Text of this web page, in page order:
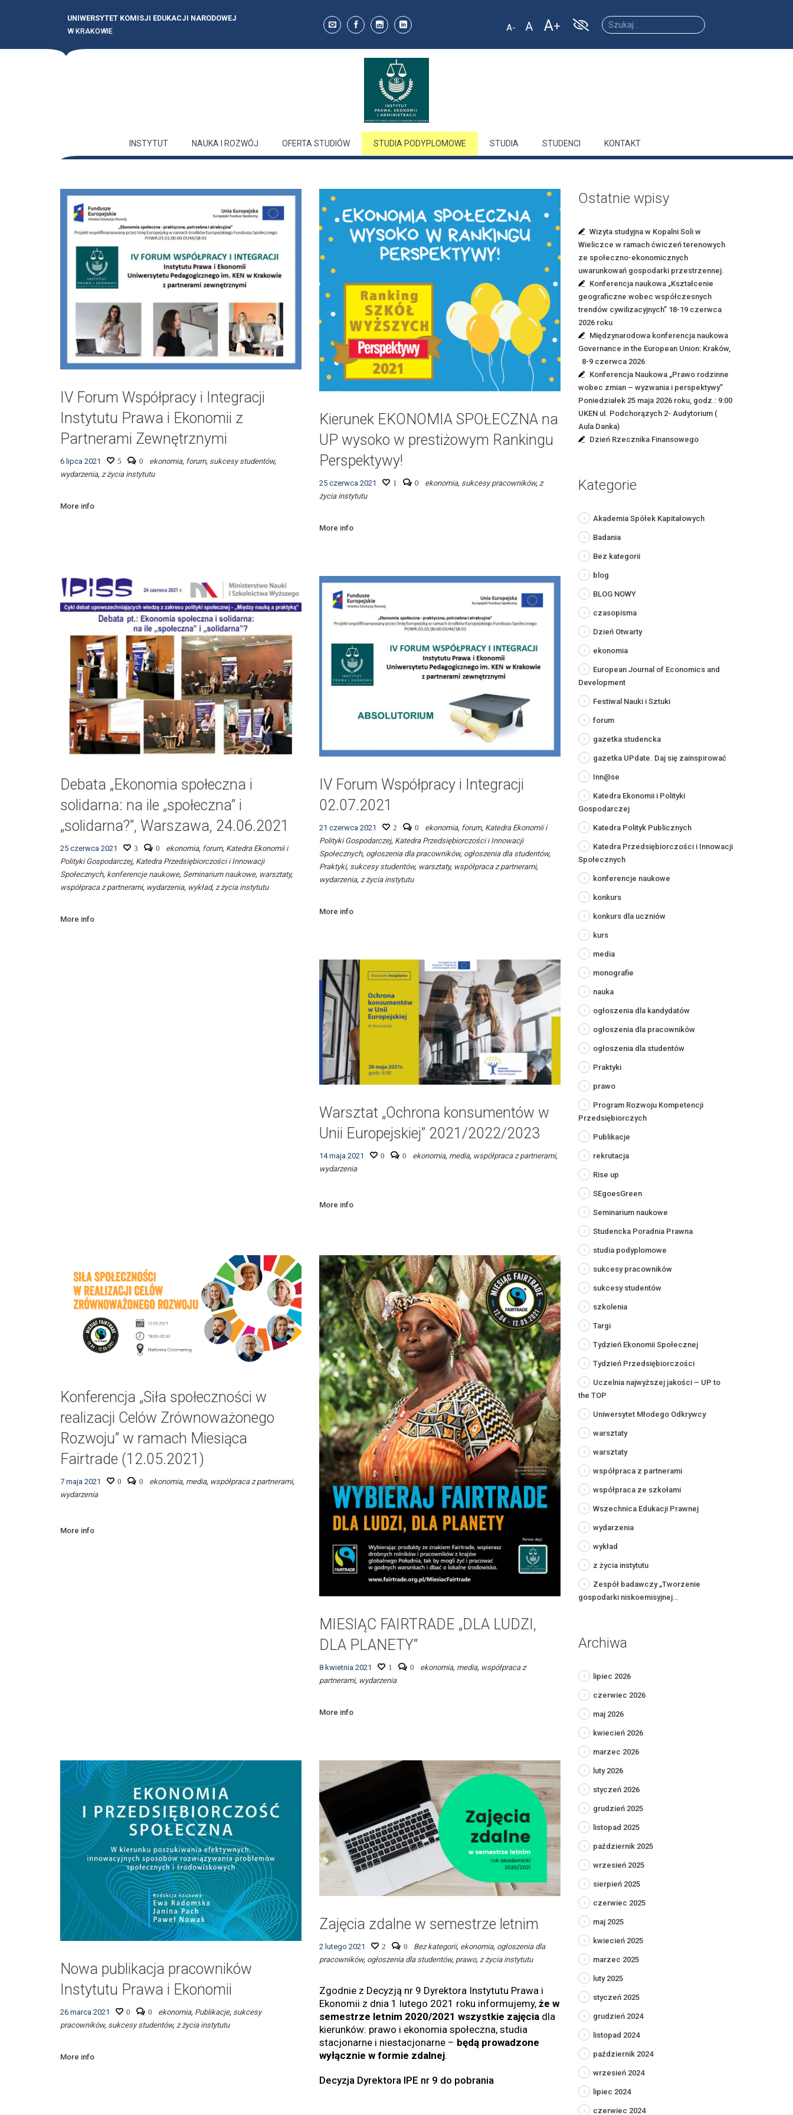
UNIWERSYTET KOMISJI EDUKACJI NARODOWEJ
W KRAKOWIE
A
font size.
A
font
A
Increase
font
INSTYTUT NAUKA I ROZWÓJ OFERTA STUDIÓW STUDIA PODYPLOMOWE STUDIA STUDENCI KONTAKT
IV Forum Współpracy i Integracji
Instytutu Prawa i Ekonomii z
Partnerami Zewnętrznymi
6 lipca 2021 5 0 ekonomia, forum, sukcesy studentów,
wydarzenia, z życia instytutu
More info
Kierunek EKONOMIA SPOŁECZNA na
UP wysoko w prestiżowym Rankingu
Perspektywy!
25 czerwca 2021 1 0 ekonomia, sukcesy pracowników, z
życia instytutu
More info
Debata „Ekonomia społeczna i
solidarna: na ile „społeczna” i
„solidarna?”, Warszawa, 24.06.2021
25 czerwca 2021 3 0 ekonomia, forum, Katedra Ekonomii i
Polityki Gospodarczej, Katedra Przedsiębiorczości i Innowacji
Społecznych, konferencje naukowe, Seminarium naukowe, warsztaty,
współpraca z partnerami, wydarzenia, wykład, z życia instytutu
More info
IV Forum Współpracy i Integracji
02.07.2021
21 czerwca 2021 2 0 ekonomia, forum, Katedra Ekonomii i
Polityki Gospodarczej, Katedra Przedsiębiorczości i Innowacji
Społecznych, ogłoszenia dla pracowników, ogłoszenia dla studentów,
Praktyki, sukcesy studentów, warsztaty, współpraca z partnerami,
wydarzenia, z życia instytutu
More info
Warsztat „Ochrona konsumentów w
Unii Europejskiej” 2021/2022/2023
14 maja 2021 0 0 ekonomia, media, współpraca z partnerami,
wydarzenia
More info
Konferencja „Siła społeczności w
realizacji Celów Zrównoważonego
Rozwoju” w ramach Miesiąca
Fairtrade (12.05.2021)
7 maja 2021 0 0 ekonomia, media, współpraca z partnerami,
wydarzenia
More info
MIESIĄC FAIRTRADE „DLA LUDZI,
DLA PLANETY”
8 kwietnia 2021 1 0 ekonomia, media, współpraca z
partnerami, wydarzenia
More info
Nowa publikacja pracowników
Instytutu Prawa i Ekonomii
26 marca 2021 0 0 ekonomia, Publikacje, sukcesy
pracowników, sukcesy studentów, z życia instytutu
More info
Zajęcia zdalne w semestrze letnim
2 lutego 2021 2 0 Bez kategorii, ekonomia, ogłoszenia dla
pracowników, ogłoszenia dla studentów, prawo, z życia instytutu
Zgodnie z Decyzją nr 9 Dyrektora Instytutu Prawa i
Ekonomii z dnia 1 lutego 2021 roku informujemy, że w
semestrze letnim 2020/2021 wszystkie zajęciadla
kierunków: prawo i ekonomia społeczna, studia
stacjonarne i niestacjonarne – będą prowadzone
wyłącznie w formie zdalnej.
Decyzja Dyrektora IPE nr 9 do pobrania
Ostatnie wpisy
Wizyta studyjna w Kopalni Soli w
Wieliczce w ramach ćwiczeń terenowych
ze społeczno-ekonomicznych
uwarunkowań gospodarki przestrzennej.
Konferencja naukowa „Kształcenie
geograficzne wobec współczesnych
trendów cywilizacyjnych” 18-19 czerwca
2026 roku
Międzynarodowa konferencja naukowa
Governance in the European Union: Kraków,
8-9 czerwca 2026
Konferencja Naukowa „Prawo rodzinne
wobec zmian – wyzwania i perspektywy”
Poniedziałek 25 maja 2026 roku, godz.: 9:00
UKEN ul. Podchorązych 2- Audytorium (
Aula Danka)
Dzień Rzecznika Finansowego
Kategorie
Akademia Spółek Kapitałowych
Badania
Bez kategorii
blog
BLOG NOWY
czasopisma
Dzień Otwarty
ekonomia
European Journal of Economics and
Development
Festiwal Nauki i Sztuki
forum
gazetka studencka
gazetka UPdate. Daj się zainspirować
Inn@se
Katedra Ekonomii i Polityki
Gospodarczej
Katedra Polityk Publicznych
Katedra Przedsiębiorczości i Innowacji
Społecznych
konferencje naukowe
konkurs
konkurs dla uczniów
kurs
media
monografie
nauka
ogłoszenia dla kandydatów
ogłoszenia dla pracowników
ogłoszenia dla studentów
Praktyki
prawo
Program Rozwoju Kompetencji
Przedsiębiorczych
Publikacje
rekrutacja
Rise up
SEgoesGreen
Seminarium naukowe
Studencka Poradnia Prawna
studia podyplomowe
sukcesy pracowników
sukcesy studentów
szkolenia
Targi
Tydzień Ekonomii Społecznej
Tydzień Przedsiębiorczości
Uczelnia najwyższej jakości – UP to
the TOP
Uniwersytet Młodego Odkrywcy
warsztaty
warsztaty
współpraca z partnerami
współpraca ze szkołami
Wszechnica Edukacji Prawnej
wydarzenia
wykład
z życia instytutu
Zespół badawczy „Tworzenie
gospodarki niskoemisyjnej…
Archiwa
lipiec 2026
czerwiec 2026
maj 2026
kwiecień 2026
marzec 2026
luty 2026
styczeń 2026
grudzień 2025
listopad 2025
październik 2025
wrzesień 2025
sierpień 2025
czerwiec 2025
maj 2025
kwiecień 2025
marzec 2025
luty 2025
styczeń 2025
grudzień 2024
listopad 2024
październik 2024
wrzesień 2024
lipiec 2024
czerwiec 2024